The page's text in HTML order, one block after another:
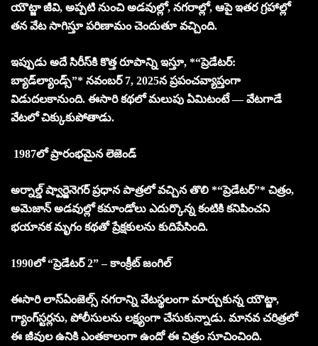
యౌట్జా జీవి, అప్పటి నుంచి అడవుల్లో, నగరాల్లో, ఆపై ఇతర గ్రహాల్లో
తన వేట సాగిస్తూ పరిణామం చెందుతూ వచ్చింది.
ఇప్పుడు అదే సిరీస్‌కి కొత్త రూపాన్ని ఇస్తూ, *“ప్రెడేటర్:
బ్యాడ్‌ల్యాండ్స్”* నవంబర్‌ 7, 2025న ప్రపంచవ్యాప్తంగా
విడుదలకానుంది. ఈసారి కథలో మలుపు ఏమిటంటే — వేటగాడే
వేటలో చిక్కుకుపోతాడు.
1987లో ప్రారంభమైన లెజెండ్‌
అర్నాల్డ్‌ ష్వార్జెనెగర్‌ ప్రధాన పాత్రలో వచ్చిన తొలి *“ప్రెడేటర్”* చిత్రం,
అమెజాన్‌ అడవుల్లో కమాండోలు ఎదుర్కొన్న కంటికి కనిపించని
భయానక మృగం కథతో ప్రేక్షకులను కుదిపేసింది.
1990లో “ప్రెడేటర్ 2” – కాంక్రీట్ జంగిల్
ఈసారి లాస్‌ఏంజెల్స్‌ నగరాన్ని వేటస్థలంగా మార్చుకున్న యౌట్జా,
గ్యాంగ్‌స్టర్లను, పోలీసులను లక్ష్యంగా చేసుకున్నాడు. మానవ చరిత్రలో
ఈ జీవుల ఉనికి ఎంతకాలంగా ఉందో ఈ చిత్రం సూచించింది.